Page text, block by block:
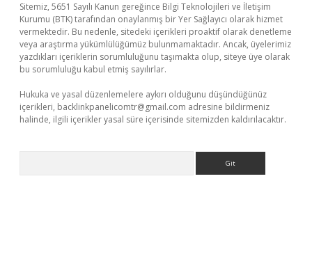
Sitemiz, 5651 Sayılı Kanun gereğince Bilgi Teknolojileri ve İletişim
Kurumu (BTK) tarafından onaylanmış bir Yer Sağlayıcı olarak hizmet
vermektedir. Bu nedenle, sitedeki içerikleri proaktif olarak denetleme
veya araştırma yükümlülüğümüz bulunmamaktadır. Ancak, üyelerimiz
yazdıkları içeriklerin sorumluluğunu taşımakta olup, siteye üye olarak
bu sorumluluğu kabul etmiş sayılırlar.
Hukuka ve yasal düzenlemelere aykırı olduğunu düşündüğünüz
içerikleri, backlinkpanelicomtr@gmail.com adresine bildirmeniz
halinde, ilgili içerikler yasal süre içerisinde sitemizden kaldırılacaktır.